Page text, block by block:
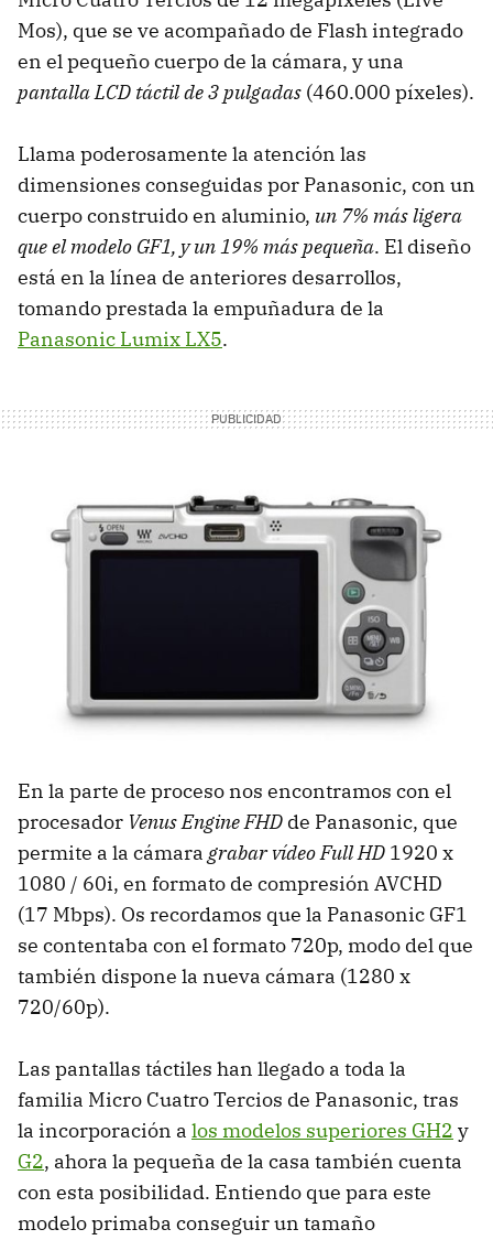
Mos), que se ve acompañado de Flash integrado
en el pequeño cuerpo de la cámara, y una
pantalla LCD táctil de 3 pulgadas (460.000 píxeles).
Llama poderosamente la atención las
dimensiones conseguidas por Panasonic, con un
cuerpo construido en aluminio, un 7% más ligera
que el modelo GF1, y un 19% más pequeña. El diseño
está en la línea de anteriores desarrollos,
tomando prestada la empuñadura de la
Panasonic Lumix LX5.
En la parte de proceso nos encontramos con el
procesador Venus Engine FHD de Panasonic, que
permite a la cámara grabar vídeo Full HD 1920 x
1080 / 60i, en formato de compresión AVCHD
(17 Mbps). Os recordamos que la Panasonic GF1
se contentaba con el formato 720p, modo del que
también dispone la nueva cámara (1280 x
720/60p).
Las pantallas táctiles han llegado a toda la
familia Micro Cuatro Tercios de Panasonic, tras
la incorporación a los modelos superiores GH2 y
G2, ahora la pequeña de la casa también cuenta
con esta posibilidad. Entiendo que para este
modelo primaba conseguir un tamaño